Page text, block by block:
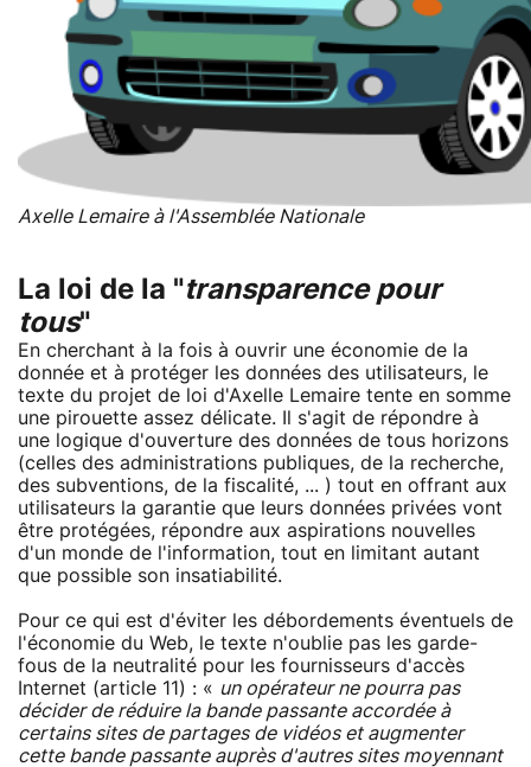
Axelle Lemaire à l'Assemblée Nationale
La loi de la "transparence pour
tous"
En cherchant à la fois à ouvrir une économie de la
donnée et à protéger les données des utilisateurs, le
texte du projet de loi d'Axelle Lemaire tente en somme
une pirouette assez délicate. Il s'agit de répondre à
une logique d'ouverture des données de tous horizons
(celles des administrations publiques, de la recherche,
des subventions, de la fiscalité, ... ) tout en offrant aux
utilisateurs la garantie que leurs données privées vont
être protégées, répondre aux aspirations nouvelles
d'un monde de l'information, tout en limitant autant
que possible son insatiabilité.
Pour ce qui est d'éviter les débordements éventuels de
l'économie du Web, le texte n'oublie pas les garde-
fous de la neutralité pour les fournisseurs d'accès
Internet (article 11) : « un opérateur ne pourra pas
décider de réduire la bande passante accordée à
certains sites de partages de vidéos et augmenter
cette bande passante auprès d'autres sites moyennant